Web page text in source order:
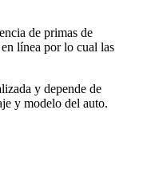
de primas de
línea por lo cual las
y depende de
y modelo del auto.